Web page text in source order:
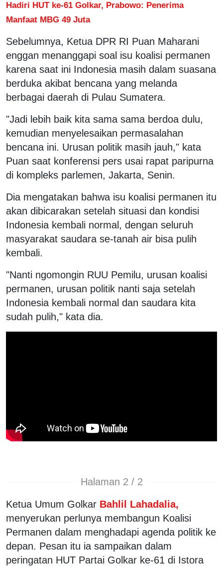
Hadiri HUT ke-61 Golkar, Prabowo: Penerima
Manfaat MBG 49 Juta
Sebelumnya, Ketua DPR RI Puan Maharani
enggan menanggapi soal isu koalisi permanen
karena saat ini Indonesia masih dalam suasana
berduka akibat bencana yang melanda
berbagai daerah di Pulau Sumatera.
"Jadi lebih baik kita sama sama berdoa dulu,
kemudian menyelesaikan permasalahan
bencana ini. Urusan politik masih jauh," kata
Puan saat konferensi pers usai rapat paripurna
di kompleks parlemen, Jakarta, Senin.
Dia mengatakan bahwa isu koalisi permanen itu
akan dibicarakan setelah situasi dan kondisi
Indonesia kembali normal, dengan seluruh
masyarakat saudara se-tanah air bisa pulih
kembali.
"Nanti ngomongin RUU Pemilu, urusan koalisi
permanen, urusan politik nanti saja setelah
Indonesia kembali normal dan saudara kita
sudah pulih," kata dia.
Halaman 2 / 2
Ketua Umum Golkar Bahlil Lahadalia,
menyerukan perlunya membangun Koalisi
Permanen dalam menghadapi agenda politik ke
depan. Pesan itu ia sampaikan dalam
peringatan HUT Partai Golkar ke-61 di Istora